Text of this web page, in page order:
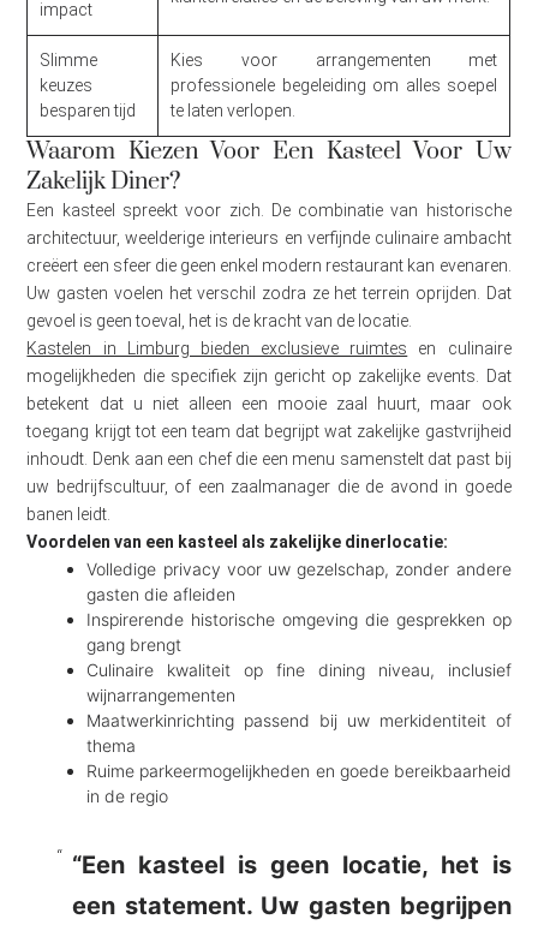
impact
Slimme
keuzes
besparen tijd
Kies voor arrangementen met
professionele begeleiding om alles soepel
te laten verlopen.
Waarom Kiezen Voor Een Kasteel Voor Uw
Zakelijk Diner?
Een kasteel spreekt voor zich. De combinatie van historische
architectuur, weelderige interieurs en verfijnde culinaire ambacht
creëert een sfeer die geen enkel modern restaurant kan evenaren.
Uw gasten voelen het verschil zodra ze het terrein oprijden. Dat
gevoel is geen toeval, het is de kracht van de locatie.
Kastelen in Limburg bieden exclusieve ruimtes en culinaire
mogelijkheden die specifiek zijn gericht op zakelijke events. Dat
betekent dat u niet alleen een mooie zaal huurt, maar ook
toegang krijgt tot een team dat begrijpt wat zakelijke gastvrijheid
inhoudt. Denk aan een chef die een menu samenstelt dat past bij
uw bedrijfscultuur, of een zaalmanager die de avond in goede
banen leidt.
Voordelen van een kasteel als zakelijke dinerlocatie:
Volledige privacy voor uw gezelschap, zonder andere
gasten die afleiden
Inspirerende historische omgeving die gesprekken op
gang brengt
Culinaire kwaliteit op fine dining niveau, inclusief
wijnarrangementen
Maatwerkinrichting passend bij uw merkidentiteit of
thema
Ruime parkeermogelijkheden en goede bereikbaarheid
in de regio
“Een kasteel is geen locatie, het is
een statement. Uw gasten begrijpen